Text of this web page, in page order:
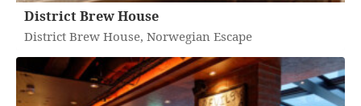
District Brew House
District Brew House, Norwegian Escape